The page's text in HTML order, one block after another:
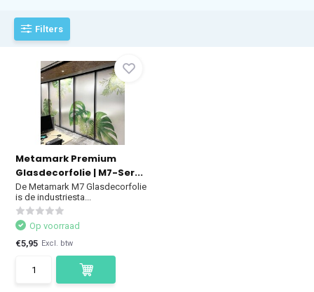
Filters
Metamark Premium
Glasdecorfolie | M7-Ser...
De Metamark M7 Glasdecorfolie
is de industriesta...
Op voorraad
€5,95 Excl. btw